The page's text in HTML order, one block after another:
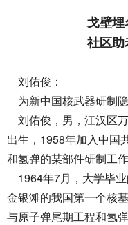
戈壁埋
社区助
刘佑俊：
为新中国核武器研制
刘佑俊，男，江汉区
出生，1958年加入中国
和氢弹的某部件研制工作
1964年7月，大学毕
金银滩的我国第一个核
与原子弹尾期工程和氢